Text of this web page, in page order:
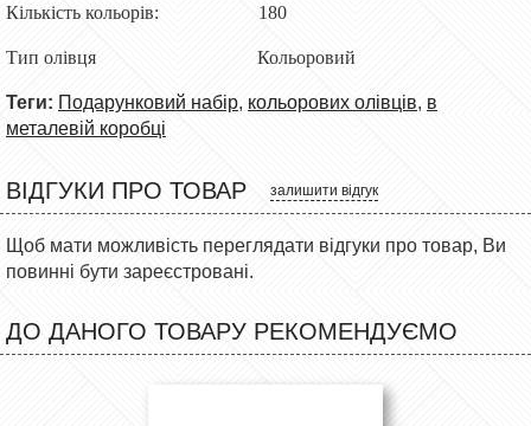
Кількість кольорів: 180
Тип олівця Кольоровий
Теги: Подарунковий набір, кольорових олівців, в
металевій коробці
ВІДГУКИ ПРО ТОВАР залишити відгук
Щоб мати можливість переглядати відгуки про товар, Ви
повинні бути зареєстровані.
ДО ДАНОГО ТОВАРУ РЕКОМЕНДУЄМО